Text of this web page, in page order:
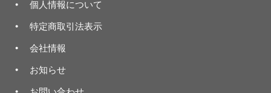
個人情報について
特定商取引法表示
会社情報
お知らせ